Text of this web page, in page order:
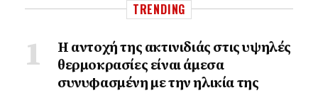
TRENDING
Η αντοχή της ακτινιδιάς στις υψηλές
θερμοκρασίες είναι άμεσα
συνυφασμένη με την ηλικία της